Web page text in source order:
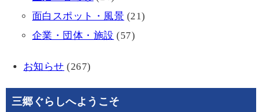
面白スポット・風景 (21)
企業・団体・施設 (57)
お知らせ (267)
三郷ぐらしへようこそ